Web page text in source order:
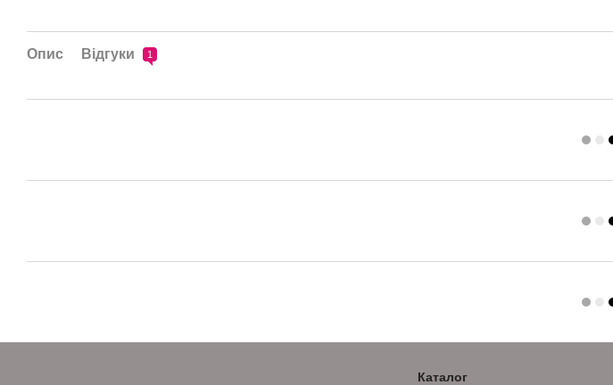
Опис Відгуки 1
Каталог